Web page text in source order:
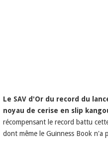
Le SAV d'Or du record du
noyau de cerise en slip
récompensant le record battu
dont même le Guinness Book n'a